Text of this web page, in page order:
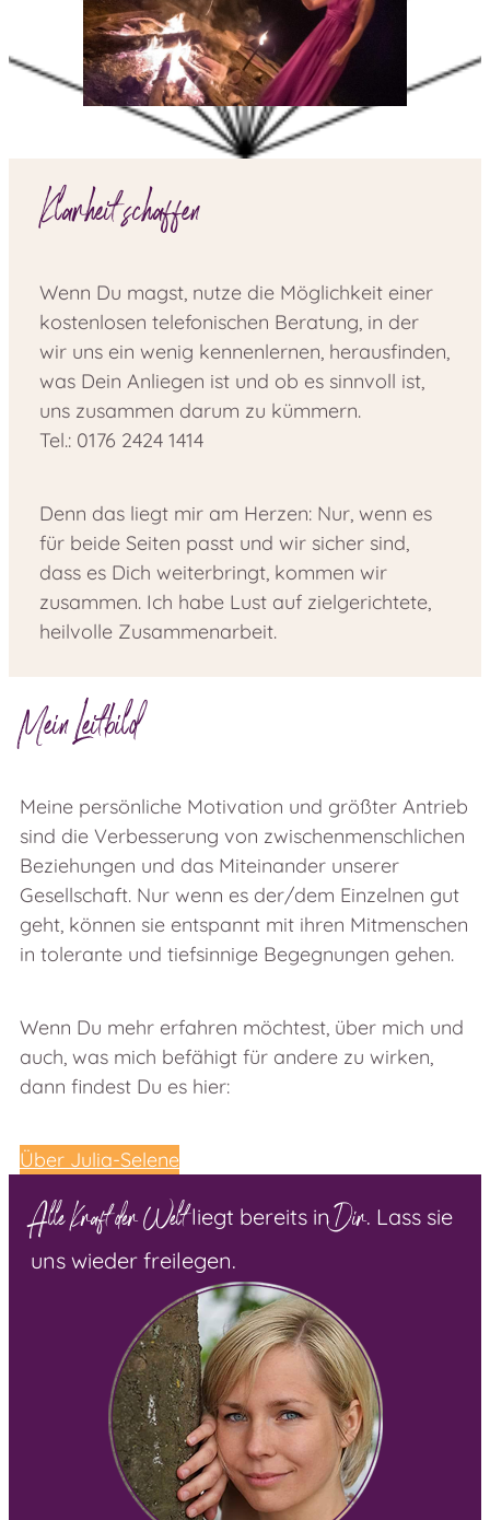
Klarheit schaffen
Wenn Du magst, nutze die Möglichkeit einer
kostenlosen telefonischen Beratung, in der
wir uns ein wenig kennenlernen, herausfinden,
was Dein Anliegen ist und ob es sinnvoll ist,
uns zusammen darum zu kümmern.
Tel.: 0176 2424 1414
Denn das liegt mir am Herzen: Nur, wenn es
für beide Seiten passt und wir sicher sind,
dass es Dich weiterbringt, kommen wir
zusammen. Ich habe Lust auf zielgerichtete,
heilvolle Zusammenarbeit.
Mein Leitbild
Meine persönliche Motivation und größter Antrieb
sind die Verbesserung von zwischenmenschlichen
Beziehungen und das Miteinander unserer
Gesellschaft. Nur wenn es der/dem Einzelnen gut
geht, können sie entspannt mit ihren Mitmenschen
in tolerante und tiefsinnige Begegnungen gehen.
Wenn Du mehr erfahren möchtest, über mich und
auch, was mich befähigt für andere zu wirken,
dann findest Du es hier:
Über Julia-Selene
Alle Kraft der Weltliegt bereits inDir. Lass sie
uns wieder freilegen.